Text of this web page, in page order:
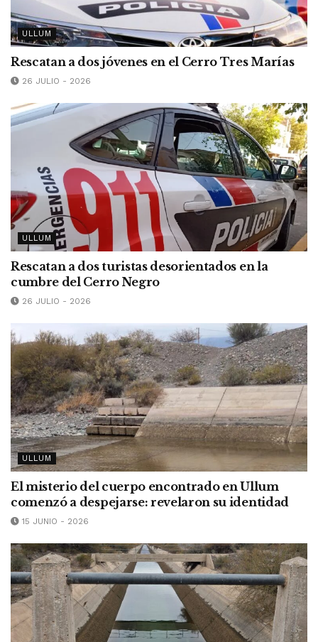
ULLUM
Rescatan a dos jóvenes en el Cerro Tres Marías
26 JULIO - 2026
ULLUM
Rescatan a dos turistas desorientados en la
cumbre del Cerro Negro
26 JULIO - 2026
ULLUM
El misterio del cuerpo encontrado en Ullum
comenzó a despejarse: revelaron su identidad
15 JUNIO - 2026